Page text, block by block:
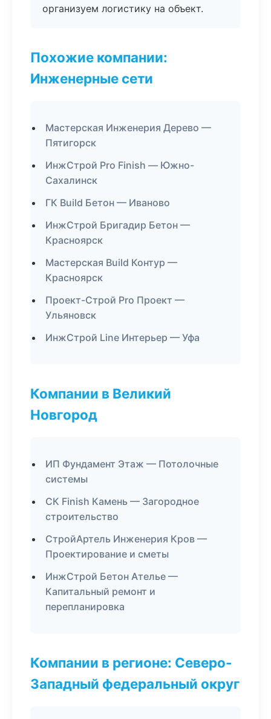
организуем логистику на объект.
Похожие компании:
Инженерные сети
Мастерская Инженерия Дерево —
Пятигорск
ИнжСтрой Pro Finish — Южно-
Сахалинск
ГК Build Бетон — Иваново
ИнжСтрой Бригадир Бетон —
Красноярск
Мастерская Build Контур —
Красноярск
Проект-Строй Pro Проект —
Ульяновск
ИнжСтрой Line Интерьер — Уфа
Компании в Великий
Новгород
ИП Фундамент Этаж — Потолочные
системы
СК Finish Камень — Загородное
строительство
СтройАртель Инженерия Кров —
Проектирование и сметы
ИнжСтрой Бетон Ателье —
Капитальный ремонт и
перепланировка
Компании в регионе: Северо-
Западный федеральный округ